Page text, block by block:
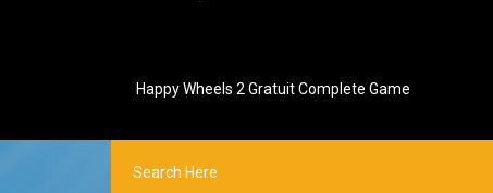
Happy Wheels 2 Gratuit Complete Game